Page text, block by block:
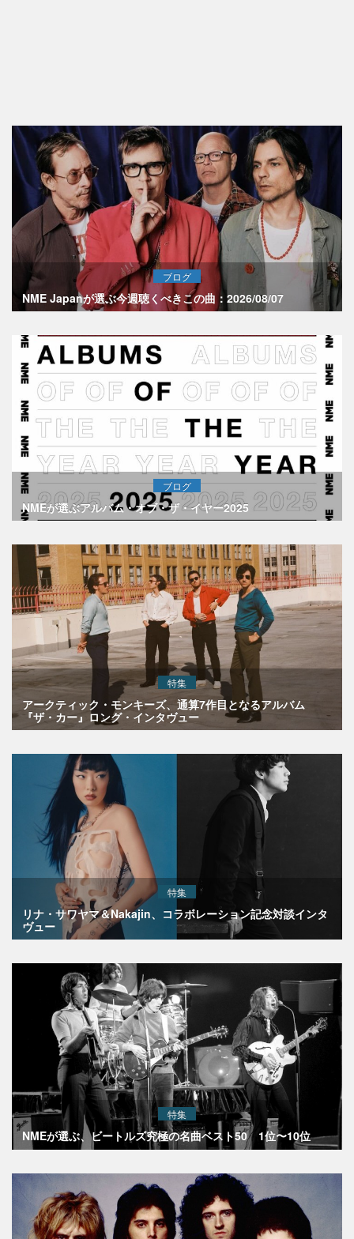
ブログ
NME Japanが選ぶ今週聴くべきこの曲：2026/08/07
ブログ
NMEが選ぶアルバム・オブ・ザ・イヤー2025
特集
アークティック・モンキーズ、通算7作目となるアルバム
『ザ・カー』ロング・インタヴュー
特集
リナ・サワヤマ＆Nakajin、コラボレーション記念対談インタ
ヴュー
特集
NMEが選ぶ、ビートルズ究極の名曲ベスト50 1位〜10位